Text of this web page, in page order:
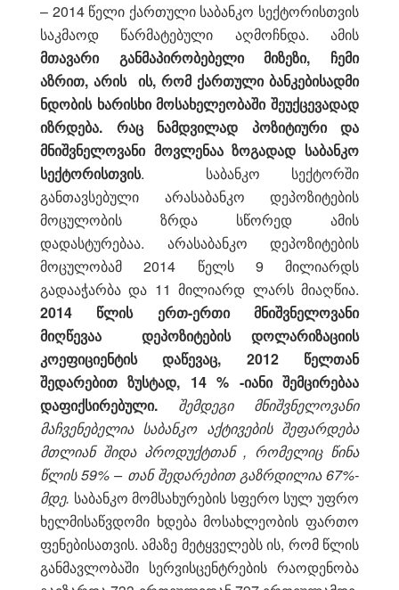
– 2014 წელი ქართული საბანკო სექტორისთვის
საკმაოდ წარმატებული აღმოჩნდა. ამის
მთავარი განმაპირობებელი მიზეზი, ჩემი
აზრით, არის ის, რომ ქართული ბანკებისადმი
ნდობის ხარისხი მოსახელეობაში შეუქცევადად
იზრდება. რაც ნამდვილად პოზიტიური და
მნიშვნელოვანი მოვლენაა ზოგადად საბანკო
სექტორისთვის. საბანკო სექტორში
განთავსებული არასაბანკო დეპოზიტების
მოცულობის ზრდა სწორედ ამის
დადასტურებაა. არასაბანკო დეპოზიტების
მოცულობამ 2014 წელს 9 მილიარდს
გადააჭარბა და 11 მილიარდ ლარს მიაღწია.
2014 წლის ერთ-ერთი მნიშვნელოვანი
მიღწევაა დეპოზიტების დოლარიზაციის
კოეფიციენტის დაწევაც, 2012 წელთან
შედარებით ზუსტად, 14 % -იანი შემცირებაა
დაფიქსირებული.
შემდეგი მნიშვნელოვანი
მაჩვენებელია საბანკო აქტივების შეფარდება
მთლიან შიდა პროდუქტთან , რომელიც წინა
წლის 59% – თან შედარებით გაზრდილია 67%-
მდე. საბანკო მომსახურების სფერო სულ უფრო
ხელმისაწვდომი ხდება მოსახლეობის ფართო
ფენებისათვის. ამაზე მეტყველებს ის, რომ წლის
განმავლობაში სერვისცენტრების რაოდენობა